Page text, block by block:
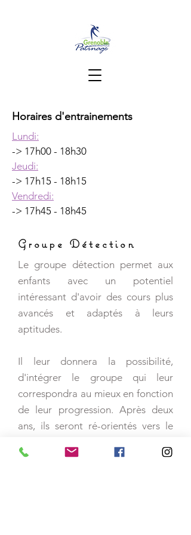
Horaires d'entrainements
Lundi:
-> 17h00 - 18h30
Jeudi:
-> 17h15 - 18h15
Vendredi:
-> 17h45 - 18h45
Groupe Détection
Le groupe détection permet aux
enfants avec un potentiel
intéressant d'avoir des cours plus
avancés et adaptés à leurs
aptitudes.
Il leur donnera la possibilité,
d'intégrer le groupe qui leur
correspondra au mieux en fonction
de leur progression. Après deux
ans, ils seront ré-orientés vers le
ou le CHA.